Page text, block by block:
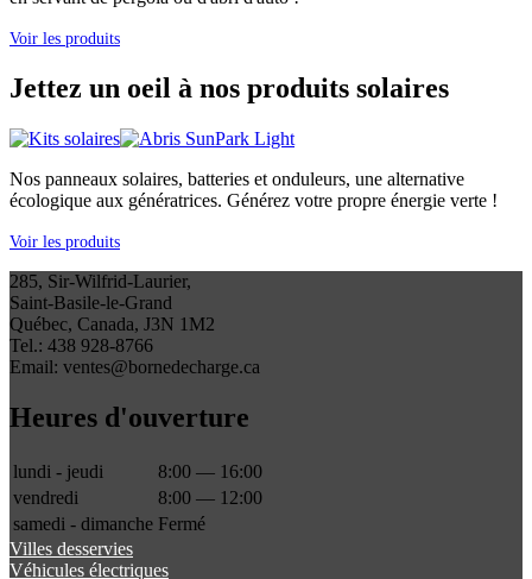
Voir les produits
Jettez un oeil à nos produits solaires
Nos panneaux solaires, batteries et onduleurs, une alternative
écologique aux génératrices. Générez votre propre énergie verte !
Voir les produits
285, Sir-Wilfrid-Laurier,
Saint-Basile-le-Grand
Québec, Canada, J3N 1M2
Tel.: 438 928-8766
Email: ventes@bornedecharge.ca
Heures d'ouverture
lundi - jeudi
8:00 — 16:00
vendredi
8:00 — 12:00
samedi - dimanche Fermé
Villes desservies
Véhicules électriques